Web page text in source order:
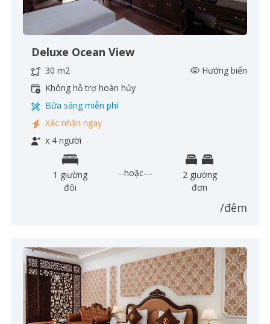
Deluxe Ocean View
30 m2
Hướng biển
Không hỗ trợ hoàn hủy
Bữa sáng miễn phí
Xác nhận ngay
x 4 người
1 giường
đôi
--hoặc---
2 giường
đơn
/đêm